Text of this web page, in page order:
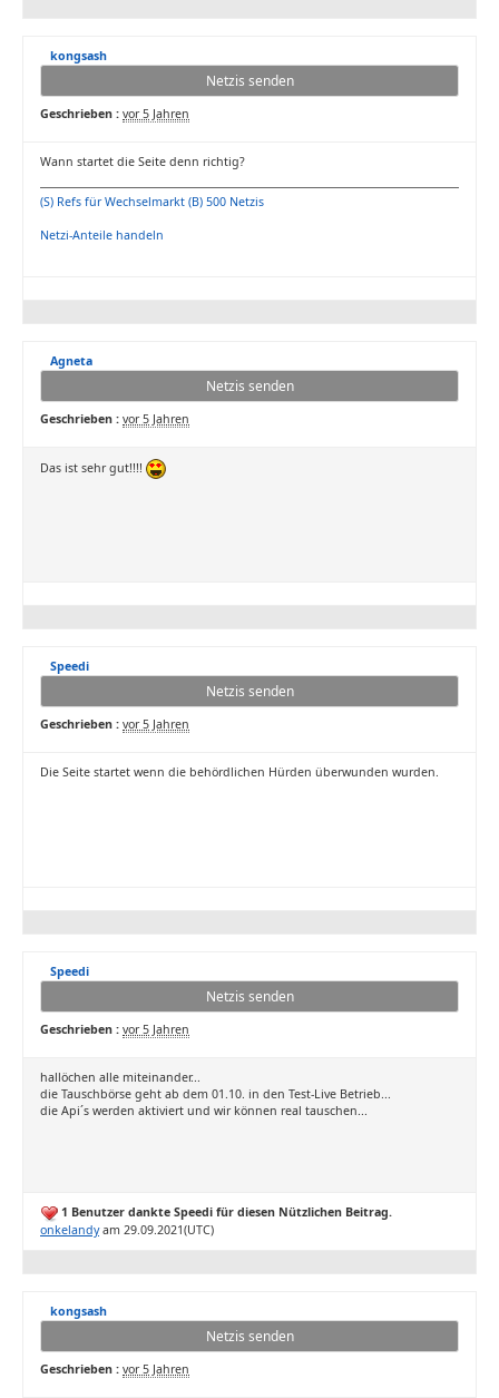
kongsash
Netzis senden
Geschrieben : vor 5 Jahren
Wann startet die Seite denn richtig?
(S) Refs für Wechselmarkt (B) 500 Netzis
Netzi-Anteile handeln
Agneta
Netzis senden
Geschrieben : vor 5 Jahren
Das ist sehr gut!!!!
Speedi
Netzis senden
Geschrieben : vor 5 Jahren
Die Seite startet wenn die behördlichen Hürden überwunden wurden.
Speedi
Netzis senden
Geschrieben : vor 5 Jahren
hallöchen alle miteinander...
die Tauschbörse geht ab dem 01.10. in den Test-Live Betrieb...
die Api´s werden aktiviert und wir können real tauschen...
1 Benutzer dankte Speedi für diesen Nützlichen Beitrag.
onkelandyam 29.09.2021(UTC)
kongsash
Netzis senden
Geschrieben : vor 5 Jahren